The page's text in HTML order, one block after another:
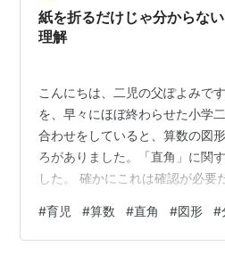
紙を折るだけじゃ分からな
理解
こんにちは、二児の父ぽよみで
を、早々にほぼ終わらせた小学
合わせをしていると、算数の図
ろがありました。「直角」に関
した。 確かにこれは確認が必要
「90°」だということも、当然ま
では、紙を折って作った角や、
#育児 #算数 #直角 #図形 #